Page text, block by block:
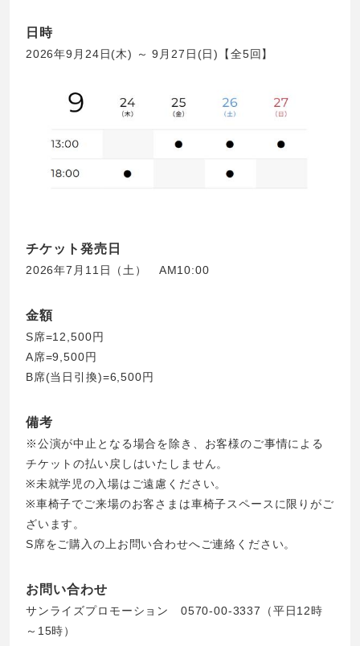
日時
2026年9月24日(木) ～ 9月27日(日)【全5回】
チケット発売日
2026年7月11日（土） AM10:00
金額
S席=12,500円
A席=9,500円
B席(当日引換)=6,500円
備考
※公演が中止となる場合を除き、お客様のご事情による
チケットの払い戻しはいたしません。
※未就学児の入場はご遠慮ください。
※車椅子でご来場のお客さまは車椅子スペースに限りがご
ざいます。
S席をご購入の上お問い合わせへご連絡ください。
お問い合わせ
サンライズプロモーション 0570-00-3337（平日12時
～15時）